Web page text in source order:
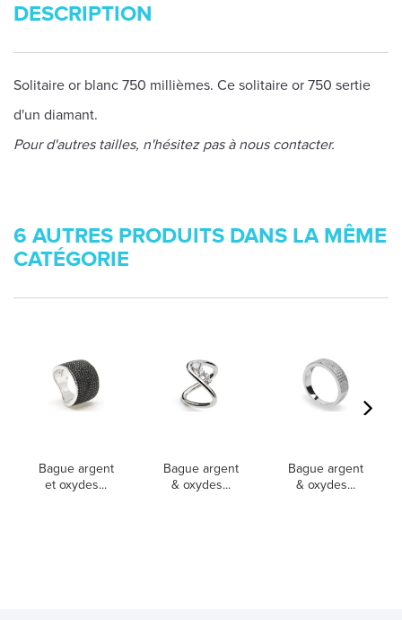
DESCRIPTION
Solitaire or blanc 750 millièmes. Ce solitaire or 750 sertie
d'un diamant.
Pour d'autres tailles, n'hésitez pas à nous contacter.
6 AUTRES PRODUITS DANS LA MÊME
CATÉGORIE
Bague argent
et oxydes...
Bague argent
& oxydes...
Bague argent
& oxydes...